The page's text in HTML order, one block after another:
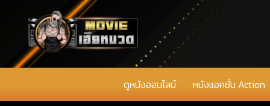
ดูหนังออนไลน์ หนังแอคชั่น Action